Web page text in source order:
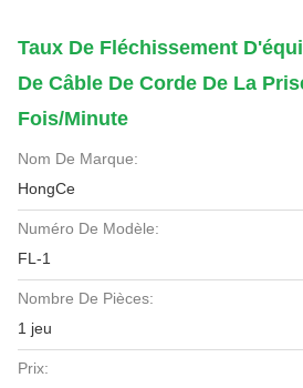
Taux De Fléchissement
De Câble De Corde De La
Fois/minute
Nom De Marque:
HongCe
Numéro De Modèle:
FL-1
Nombre De Pièces:
1 jeu
Prix: